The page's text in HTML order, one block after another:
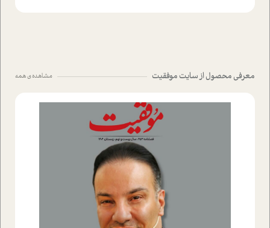
معرفی محصول از سایت موفقیت مشاهده ی همه